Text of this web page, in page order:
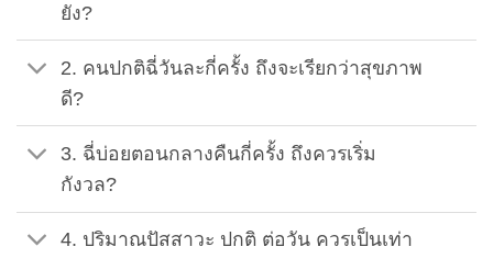
ยัง?
2. คนปกติฉี่วันละกี่ครั้ง ถึงจะเรียกว่าสุขภาพ
ดี?
3. ฉี่บ่อยตอนกลางคืนกี่ครั้ง ถึงควรเริ่ม
กังวล?
4. ปริมาณปัสสาวะ ปกติ ต่อวัน ควรเป็นเท่า